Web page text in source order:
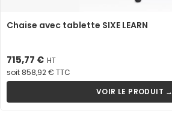
Chaise avec tablette SIXE LEARN
Prix
715,77 € HT
soit 858,92 € TTC
VOIR LE PRODUIT →